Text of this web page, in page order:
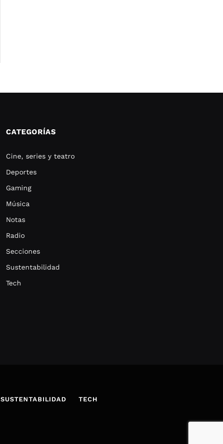
CATEGORÍAS
Cine, series y teatro
Deportes
Gaming
Música
Notas
Radio
Secciones
Sustentabilidad
Tech
SUSTENTABILIDAD TECH